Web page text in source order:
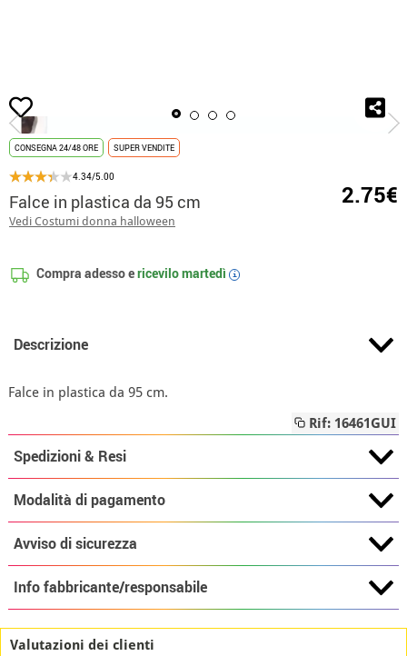
Inizio
CONSEGNA 24/48 ORE SUPER VENDITE
4.34/5.00
Falce in plastica da 95 cm
Vedi Costumi donna halloween
2.75€
Compra adesso ericevilomartedì i
Descrizione
Falce in plastica da 95 cm.
Rif: 16461GUI
Spedizioni & Resi
Modalità di pagamento
Avviso di sicurezza
Info fabbricante/responsabile
Valutazioni dei clienti